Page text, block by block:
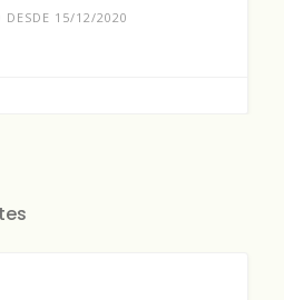
DESDE 15/12/2020